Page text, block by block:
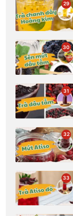
29
30
31
32
33